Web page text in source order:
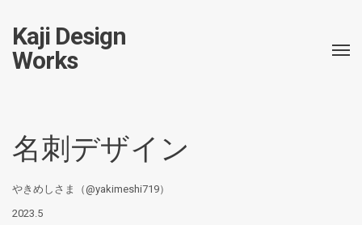
Kaji Design
Works
名刺デザイン
やきめしさま（@yakimeshi719）
2023.5